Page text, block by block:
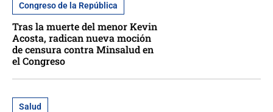
Congreso de la República
Tras la muerte del menor Kevin
Acosta, radican nueva moción
de censura contra Minsalud en
el Congreso
Salud